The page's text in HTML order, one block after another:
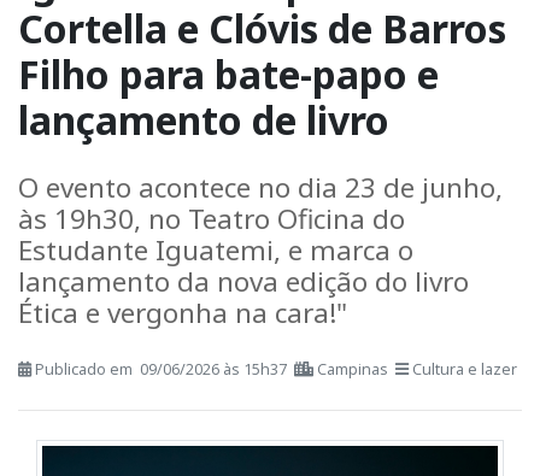
Previous Next
Iguatemi Campinas recebe
Cortella e Clóvis de Barros
Filho para bate-papo e
lançamento de livro
O evento acontece no dia 23 de junho,
às 19h30, no Teatro Oficina do
Estudante Iguatemi, e marca o
lançamento da nova edição do livro
Publicado em 09/06/2026 às 15h37 Campinas Cultura e lazer